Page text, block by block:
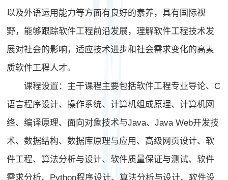
以及外语运用能力等方面有良好的素养，具有国际视
野，能够跟踪软件工程前沿发展，理解软件工程技术发
展对社会的影响，适应技术进步和社会需求变化的高素
质软件工程人才。
课程设置：主干课程主要包括软件工程专业导论、C
语言程序设计、操作系统、计算机组成原理、计算机网
络、编译原理、面向对象技术与Java、Java Web开发技
术、数据结构、数据库原理与应用、高级网页设计、软
件工程、算法分析与设计、软件质量保证与测试、软件
需求分析、Python程序设计、算法分析与设计、软件设